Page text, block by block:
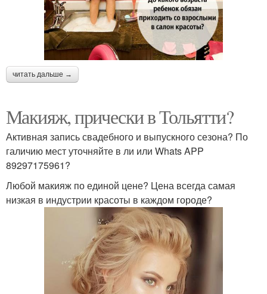
читать дальше →
Макияж, прически в Тольятти?
Активная запись свадебного и выпускного сезона? По
галичию мест уточняйте в ли или Whats APP
89297175961?
Любой макияж по единой цене? Цена всегда самая
низкая в индустрии красоты в каждом городе?